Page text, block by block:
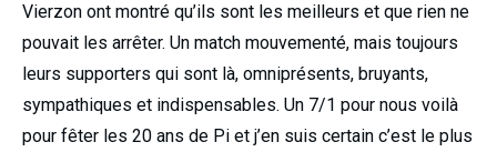
Vierzon ont montré qu’ils sont les meilleurs et que rien ne
pouvait les arrêter. Un match mouvementé, mais toujours
leurs supporters qui sont là, omniprésents, bruyants,
sympathiques et indispensables. Un 7/1 pour nous voilà
pour fêter les 20 ans de Pi et j’en suis certain c’est le plus